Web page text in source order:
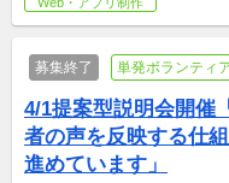
募集終了 単発ボランティ
4/1提案型説明会開催
者の声を反映する仕
進めています」